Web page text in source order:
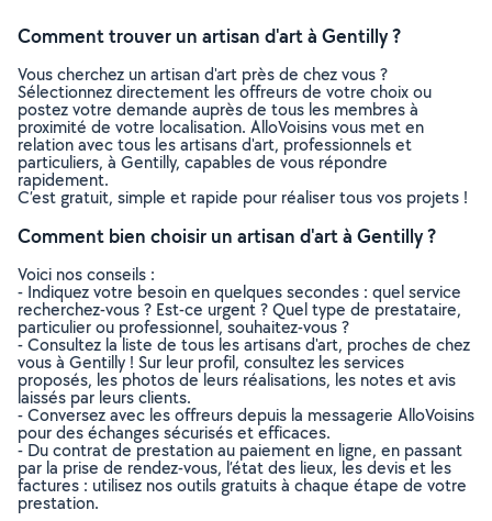
Comment trouver un artisan d'art à Gentilly ?
Vous cherchez un artisan d'art près de chez vous ?
Sélectionnez directement les offreurs de votre choix ou
postez votre demande auprès de tous les membres à
proximité de votre localisation. AlloVoisins vous met en
relation avec tous les artisans d'art, professionnels et
particuliers, à Gentilly, capables de vous répondre
rapidement.
C’est gratuit, simple et rapide pour réaliser tous vos projets !
Comment bien choisir un artisan d'art à Gentilly ?
Voici nos conseils :
- Indiquez votre besoin en quelques secondes : quel service
recherchez-vous ? Est-ce urgent ? Quel type de prestataire,
particulier ou professionnel, souhaitez-vous ?
- Consultez la liste de tous les artisans d'art, proches de chez
vous à Gentilly ! Sur leur profil, consultez les services
proposés, les photos de leurs réalisations, les notes et avis
laissés par leurs clients.
- Conversez avec les offreurs depuis la messagerie AlloVoisins
pour des échanges sécurisés et efficaces.
- Du contrat de prestation au paiement en ligne, en passant
par la prise de rendez-vous, l’état des lieux, les devis et les
factures : utilisez nos outils gratuits à chaque étape de votre
prestation.